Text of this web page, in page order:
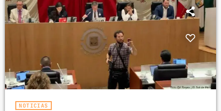
NOTICIAS